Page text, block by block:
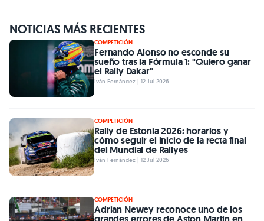
NOTICIAS MÁS RECIENTES
COMPETICIÓN
Fernando Alonso no esconde su
sueño tras la Fórmula 1: "Quiero ganar
el Rally Dakar"
Iván Fernández | 12 Jul 2026
COMPETICIÓN
Rally de Estonia 2026: horarios y
cómo seguir el inicio de la recta final
del Mundial de Rallyes
Iván Fernández | 12 Jul 2026
COMPETICIÓN
Adrian Newey reconoce uno de los